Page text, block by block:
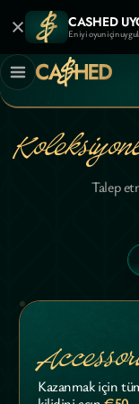
CASHED
En iyi oyun için
Talep
Kazanmak için